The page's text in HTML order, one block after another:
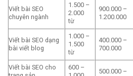
Viết bài SEO
chuyên ngành
1.500 –
2.000
từ
900.000 –
1.200.000
Viết bài SEO dạng
bài viết blog
1.000 –
1.500
từ
400.000 –
700.000
Viết bài SEO cho
600 –
500.000 –